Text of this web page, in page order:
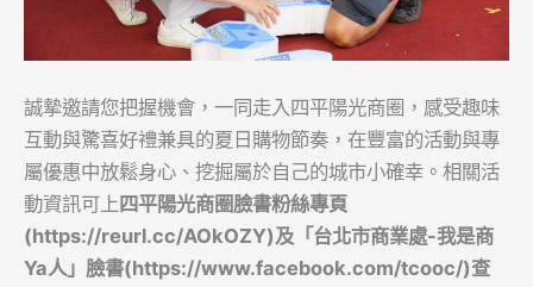
誠摯邀請您把握機會，一同走入四平陽光商圈，感受趣味
互動與驚喜好禮兼具的夏日購物節奏，在豐富的活動與專
屬優惠中放鬆身心、挖掘屬於自己的城市小確幸。相關活
動資訊可上 四平陽光商圈臉書粉絲專頁
(https://reurl.cc/AOkOZY)及「台北市商業處-我是商
Ya人」臉書(https://www.facebook.com/tcooc/)查